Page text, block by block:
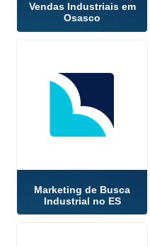
Vendas Industriais em
Osasco
Marketing de Busca
Industrial no ES